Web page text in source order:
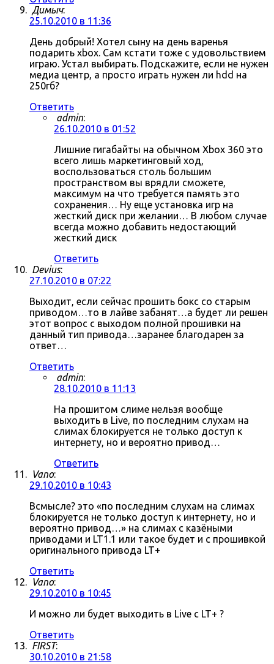
Димыч:
25.10.2010 в 11:36
День добрый! Хотел сыну на день варенья
подарить xbox. Сам кстати тоже с удовольствием
играю. Устал выбирать. Подскажите, если не нужен
медиа центр, а просто играть нужен ли hdd на
250гб?
Ответить
admin:
26.10.2010 в 01:52
Лишние гигабайты на обычном Xbox 360 это
всего лишь маркетинговый ход,
воспользоваться столь большим
пространством вы врядли сможете,
максимум на что требуется память это
сохранения… Ну еще установка игр на
жесткий диск при желании… В любом случае
всегда можно добавить недостающий
жесткий диск
Ответить
Devius:
27.10.2010 в 07:22
Выходит, если сейчас прошить бокс со старым
приводом…то в лайве забанят…а будет ли решен
этот вопрос с выходом полной прошивки на
данный тип привода…заранее благодарен за
ответ…
Ответить
admin:
28.10.2010 в 11:13
На прошитом слиме нельзя вообще
выходить в Live, по последним слухам на
слимах блокируется не только доступ к
интернету, но и вероятно привод…
Ответить
Vano:
29.10.2010 в 10:43
Всмысле? это «по последним слухам на слимах
блокируется не только доступ к интернету, но и
вероятно привод…» на слимах с казёными
приводами и LT1.1 или такое будет и с прошивкой
оригинального привода LT+
Ответить
Vano:
29.10.2010 в 10:45
И можно ли будет выходить в Live c LT+ ?
Ответить
FIRST:
30.10.2010 в 21:58